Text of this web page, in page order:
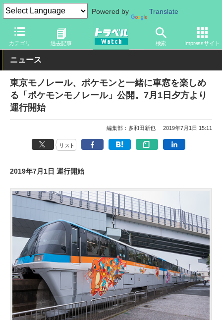
Powered by Translate
カテゴリ 過去記事 検索 Impressサイト
トラベル Watch 地域 国内旅行 東京
ニュース
東京モノレール、ポケモンと一緒に車窓を楽しめ
る「ポケモンモノレール」公開。7月1日夕方より
運行開始
編集部：多和田新也 2019年7月1日 15:11
リスト
2019年7月1日 運行開始